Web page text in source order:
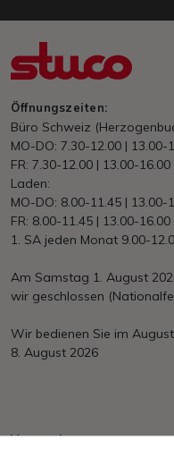
Öffnungszeiten:
Büro Schweiz
MO-DO: 7.30-12.00 | 13.00-
FR: 7.30-12.00 | 13.00-16.00
Laden:
MO-DO: 8.00-11.45 | 13.00-
FR: 8.00-11.45 | 13.00-16.00
1. SA jeden Monat 9.00-
Am Samstag 1. August
wir geschlossen
Wir bedienen Sie im
8. August 2026
Versand